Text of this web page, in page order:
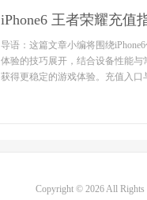
iPhone6 王者荣耀充值
导语：这篇文章小编将围绕
体验的技巧展开，结合设备性能
获得更稳定的游戏体验。充值入口
Copyright © 2026 All